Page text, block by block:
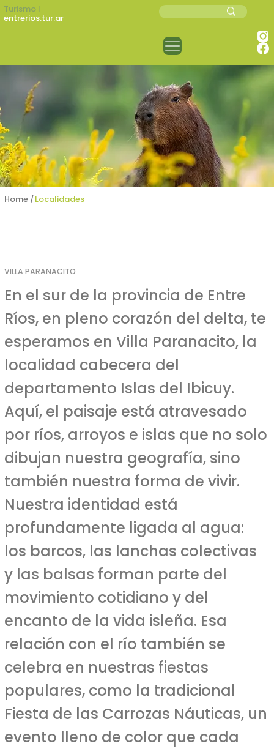
Turismo |
entrerios.tur.ar
Home /Localidades
VILLA PARANACITO
En el sur de la provincia de Entre
Ríos, en pleno corazón del delta, te
esperamos en Villa Paranacito, la
localidad cabecera del
departamento Islas del Ibicuy.
Aquí, el paisaje está atravesado
por ríos, arroyos e islas que no solo
dibujan nuestra geografía, sino
también nuestra forma de vivir.
Nuestra identidad está
profundamente ligada al agua:
los barcos, las lanchas colectivas
y las balsas forman parte del
movimiento cotidiano y del
encanto de la vida isleña. Esa
relación con el río también se
celebra en nuestras fiestas
populares, como la tradicional
Fiesta de las Carrozas Náuticas, un
evento lleno de color que cada